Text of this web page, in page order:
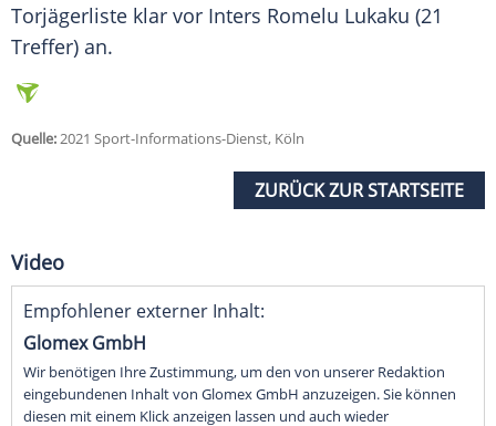
Torjägerliste klar vor Inters Romelu Lukaku (21
Treffer) an.
Quelle:2021 Sport-Informations-Dienst, Köln
ZURÜCK ZUR STARTSEITE
Video
Empfohlener externer Inhalt:
Glomex GmbH
Wir benötigen Ihre Zustimmung, um den von unserer Redaktion
eingebundenen Inhalt von Glomex GmbH anzuzeigen. Sie können
diesen mit einem Klick anzeigen lassen und auch wieder